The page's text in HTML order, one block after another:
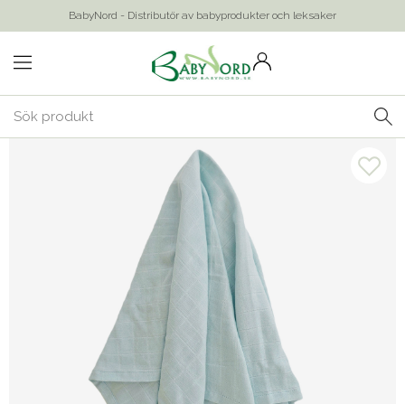
BabyNord - Distributör av babyprodukter och leksaker